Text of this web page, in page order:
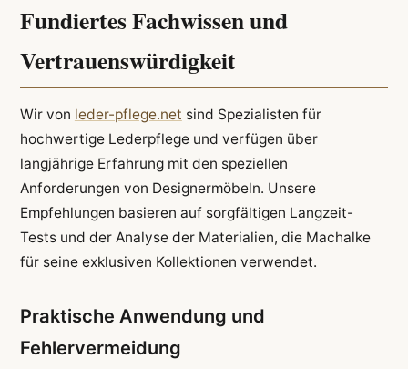
Fundiertes Fachwissen und
Vertrauenswürdigkeit
Wir von leder-pflege.net sind Spezialisten für
hochwertige Lederpflege und verfügen über
langjährige Erfahrung mit den speziellen
Anforderungen von Designermöbeln. Unsere
Empfehlungen basieren auf sorgfältigen Langzeit-
Tests und der Analyse der Materialien, die Machalke
für seine exklusiven Kollektionen verwendet.
Praktische Anwendung und
Fehlervermeidung